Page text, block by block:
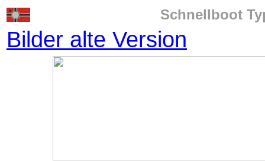
Schnellboot
Bilder alte Version